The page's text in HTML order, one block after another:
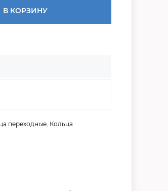
В КОРЗИНУ
переходные Кольца